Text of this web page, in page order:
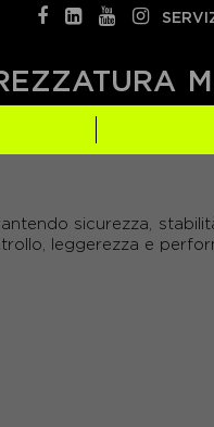
sicurezza,
leggerezza e